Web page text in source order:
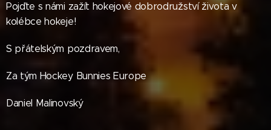
Pojďte s námi zažít hokejové dobrodružství života v
kolébce hokeje!
S přátelským pozdravem,
Za tým Hockey Bunnies Europe
Daniel Malinovský